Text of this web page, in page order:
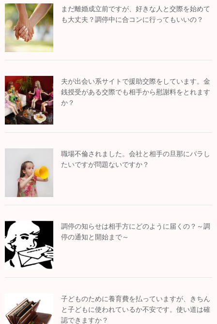
まだ離婚成立前ですが、好きな人と交際を始めて
も大丈夫？調停中に合コンに行ってもいいの？
夫が出会い系サイトで援助交際をしています。金
銭授受がある交際でも相手から慰謝料をとれます
か？
職場不倫されました。会社と相手の旦那にバラし
たいですが問題ないですか？
調停の知らせは相手方にどのように届くの？～調
停の通知と開始まで～
子どものために養育費を払っていますが、きちん
と子どもに使われているか不安です。使い道は確
認できますか？